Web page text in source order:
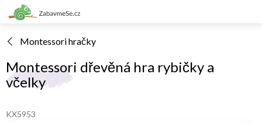
Přejít
na
Montessori hračky
Montessori dřevěná hra rybičky a
včelky
KX5953